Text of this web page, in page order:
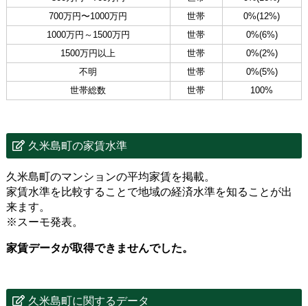
700万円〜1000万円
世帯
0%(12%)
1000万円～1500万円
世帯
0%(6%)
1500万円以上
世帯
0%(2%)
不明
世帯
0%(5%)
世帯総数
世帯 100%
久米島町の家賃水準
久米島町のマンションの平均家賃を掲載。
家賃水準を比較することで地域の経済水準を知ることが出
来ます。
※スーモ発表。
家賃データが取得できませんでした。
久米島町に関するデータ